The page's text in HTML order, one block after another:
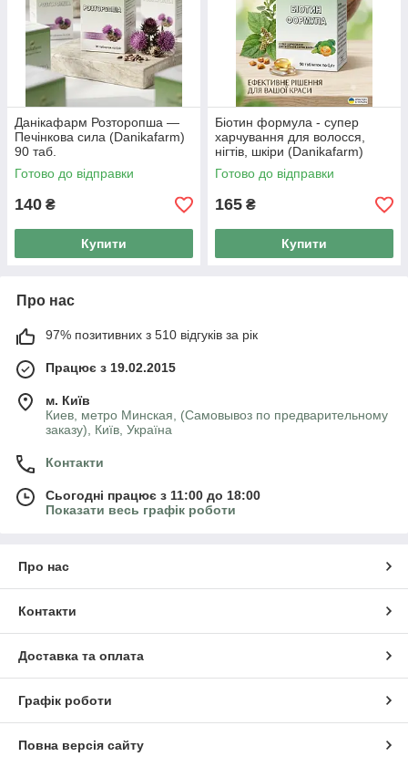
Данікафарм Розторопша —
Печінкова сила (Danikafarm)
90 таб.
Готово до відправки
140 ₴
Купити
Біотин формула - супер
харчування для волосся,
нігтів, шкіри (Danikafarm)
90таб.
Готово до відправки
165 ₴
Купити
Про нас
97% позитивних з 510 відгуків за рік
Працює з 19.02.2015
м. Київ
Киев, метро Минская, (Самовывоз по предварительному
заказу), Київ, Україна
Контакти
Сьогодні працює з 11:00 до 18:00
Показати весь графік роботи
Про нас
Контакти
Доставка та оплата
Графік роботи
Повна версія сайту